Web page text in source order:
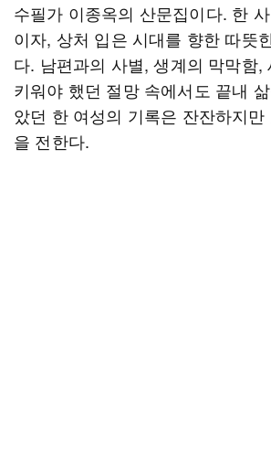
수필가 이종옥의 산문집이다. 한
이자, 상처 입은 시대를 향한 따뜻
다. 남편과의 사별, 생계의 막막함,
키워야 했던 절망 속에서도 끝내
았던 한 여성의 기록은 잔잔하지만
을 전한다.